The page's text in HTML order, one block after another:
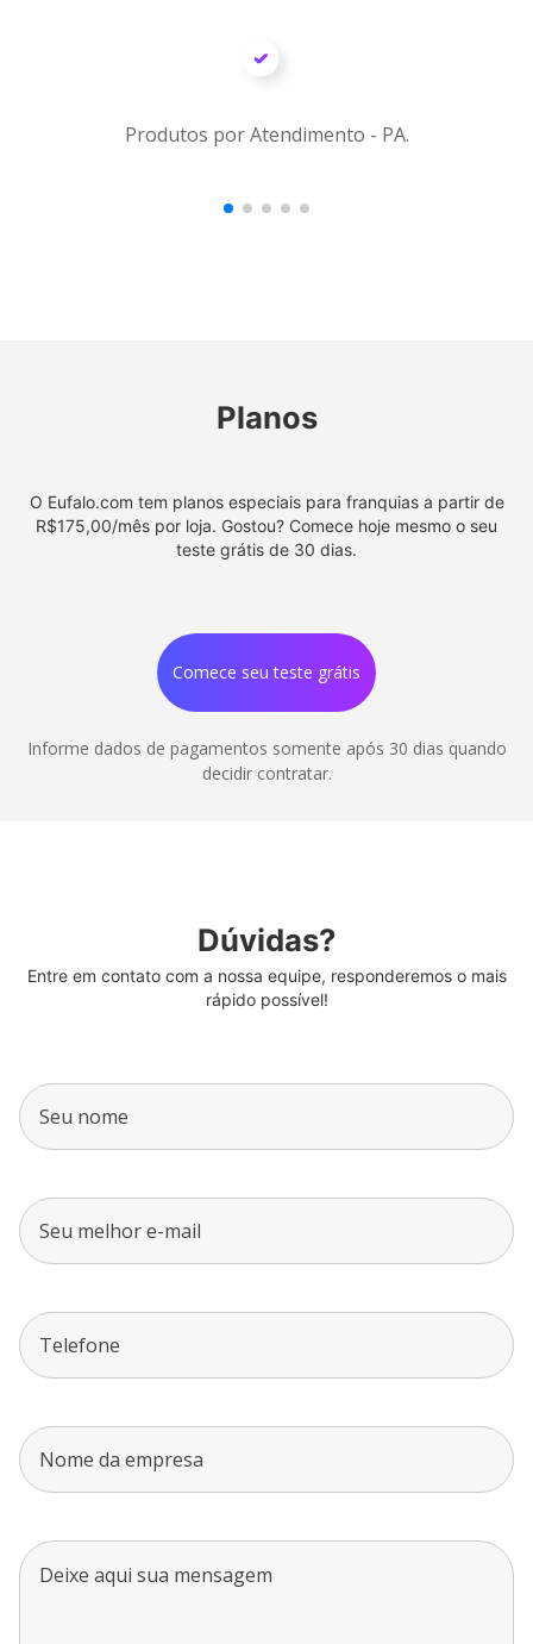
Produtos por Atendimento - PA.
Planos
O Eufalo.com tem planos especiais para franquias a partir de
R$175,00/mês por loja. Gostou? Comece hoje mesmo o seu
teste grátis de 30 dias.
Comece seu teste grátis
Informe dados de pagamentos somente após 30 dias quando
decidir contratar.
Dúvidas?
Entre em contato com a nossa equipe, responderemos o mais
rápido possível!